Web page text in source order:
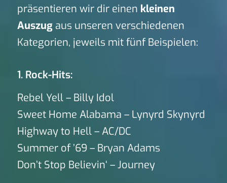
präsentieren wir dir einen kleinen
Auszugaus unseren verschiedenen
Kategorien, jeweils mit fünf Beispielen:
1. Rock-Hits:
Rebel Yell – Billy Idol
Sweet Home Alabama – Lynyrd Skynyrd
Highway to Hell – AC/DC
Summer of ’69 – Bryan Adams
Don’t Stop Believin‘ – Journey